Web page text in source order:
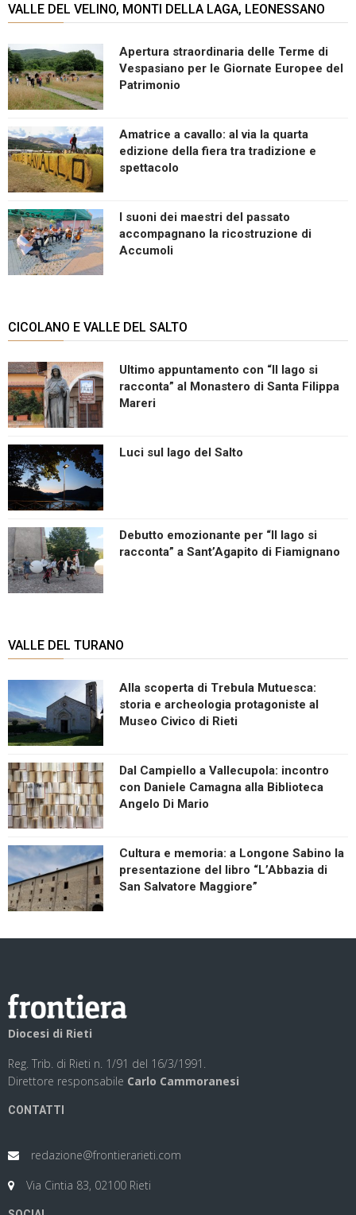
VALLE DEL VELINO, MONTI DELLA LAGA, LEONESSANO
Apertura straordinaria delle Terme di
Vespasiano per le Giornate Europee del
Patrimonio
Amatrice a cavallo: al via la quarta
edizione della fiera tra tradizione e
spettacolo
I suoni dei maestri del passato
accompagnano la ricostruzione di
Accumoli
CICOLANO E VALLE DEL SALTO
Ultimo appuntamento con “Il lago si
racconta” al Monastero di Santa Filippa
Mareri
Luci sul lago del Salto
Debutto emozionante per “Il lago si
racconta” a Sant’Agapito di Fiamignano
VALLE DEL TURANO
Alla scoperta di Trebula Mutuesca:
storia e archeologia protagoniste al
Museo Civico di Rieti
Dal Campiello a Vallecupola: incontro
con Daniele Camagna alla Biblioteca
Angelo Di Mario
Cultura e memoria: a Longone Sabino la
presentazione del libro “L’Abbazia di
San Salvatore Maggiore”
Diocesi di Rieti
Reg. Trib. di Rieti n. 1/91 del 16/3/1991.
Direttore responsabile Carlo Cammoranesi
CONTATTI
redazione@frontierarieti.com
Via Cintia 83, 02100 Rieti